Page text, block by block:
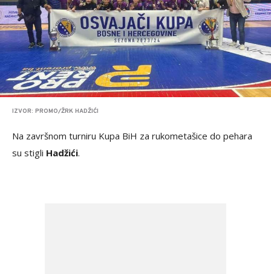
IZVOR: PROMO/ŽRK HADŽIĆI
Na završnom turniru Kupa BiH za rukometašice do pehara
su stigli Hadžići.